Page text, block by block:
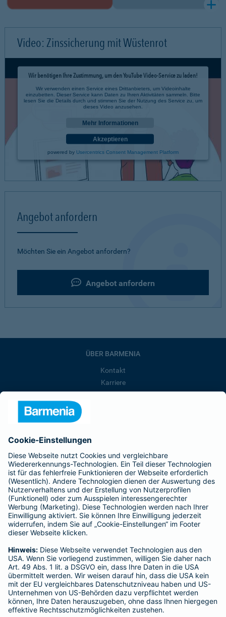
Video: Zinssicherung mit Wüstenrot
Wir benötigen Ihre Zustimmung, um den YouTube Video-Service zu laden!
Wir verwenden einen Service eines Drittanbieters, um Videoinhalte
einzubetten. Dieser Service kann Daten zu Ihren Aktivitäten sammeln. Bitte
lesen Sie die Details durch und stimmen Sie der Nutzung des Service zu, um
dieses Video anzusehen.
Mehr Informationen
Akzeptieren
powered by Usercentrics Consent Management Platform
Angebot anfordern
Möchten Sie ein Angebot anfordern?
Angebot anfordern
ÜBER BARMENIA
Kontakt
Karriere
Presse
Barmenia ist Teil der BarmeniaGothaer
BELIEBTE SEITEN
Kranken-Zusatzversicherung
Tierversicherungen
Haftpflichtversicherung
Hausratversicherung
Adresse ändern
Schaden melden
Kilometerstandsmeldung
Serviceübersicht